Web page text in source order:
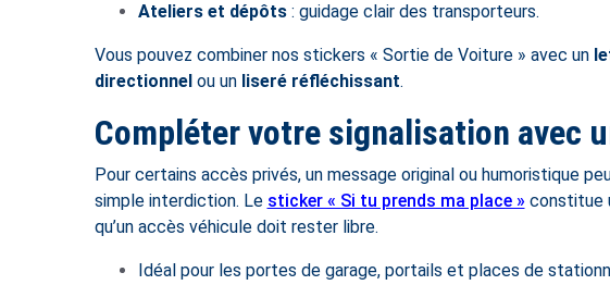
Ateliers et dépôts: guidage clair des transporteurs.
Vous pouvez combiner nos stickers « Sortie de Voiture » avec un
directionnelou un liseré réfléchissant.
Compléter votre signalisation avec
Pour certains accès privés, un message original ou humoristique
simple interdiction. Le sticker « Si tu prends ma place »constitue
qu’un accès véhicule doit rester libre.
Idéal pour les portes de garage, portails et places de